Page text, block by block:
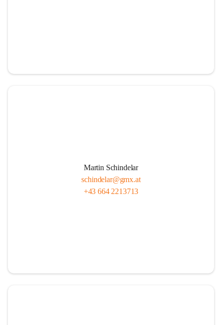
Martin Schindelar
schindelar@gmx.at
+43 664 2213713